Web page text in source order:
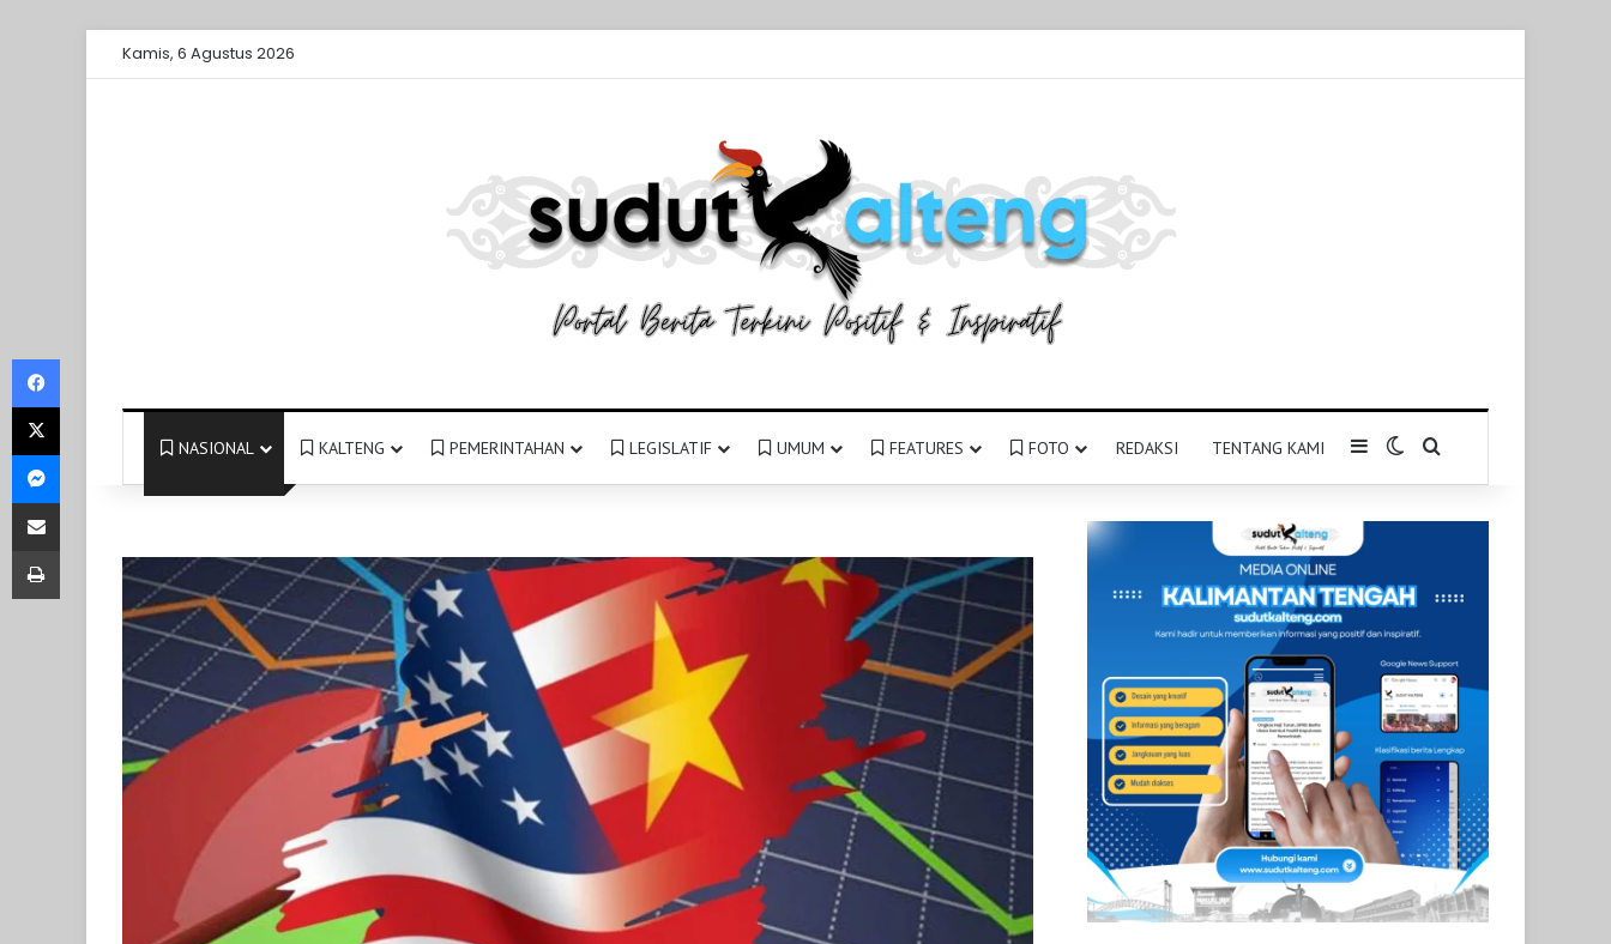
Kamis, 6 Agustus 2026
NASIONAL KALTENG PEMERINTAHAN LEGISLATIF UMUM FEATURES FOTO REDAKSI TENTANG KAMI SidebarSwitch skin
Pencarian untuk
Facebook
X
Messenger
Share via Email